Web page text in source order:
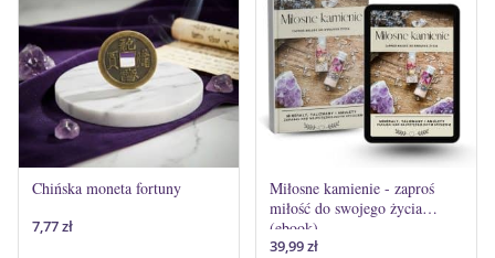
Chińska moneta fortuny
7,77zł
Miłosne kamienie - zaproś
miłość do swojego życia
(ebook)
39,99zł